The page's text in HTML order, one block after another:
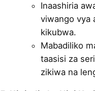
Inaashiria
viwango vya
kikubwa.
Mabadiliko
taasisi za
zikiwa na